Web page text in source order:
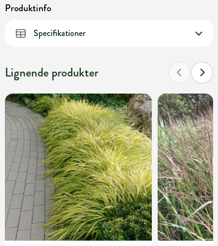
Produktinfo
Specifikationer
Lignende produkter